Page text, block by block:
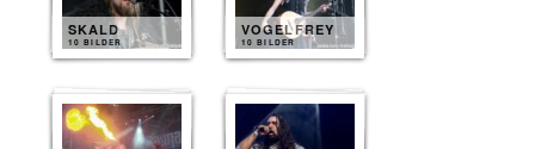
SKALD
10 BILDER
VOGELFREY
10 BILDER